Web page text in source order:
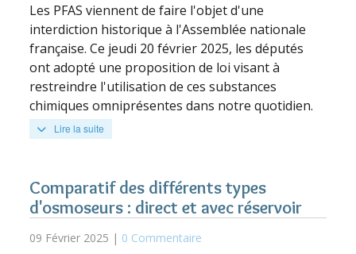
Les PFAS viennent de faire l'objet d'une
interdiction historique à l'Assemblée nationale
française. Ce jeudi 20 février 2025, les députés
ont adopté une proposition de loi visant à
restreindre l'utilisation de ces substances
chimiques omniprésentes dans notre quotidien.
Lire la suite
Comparatif des différents types
d'osmoseurs : direct et avec réservoir
09 Février 2025 | 0 Commentaire